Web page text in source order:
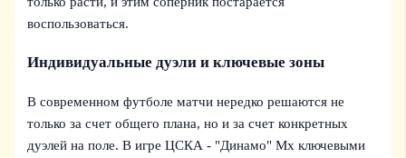
воспользоваться.
Индивидуальные дуэли и ключевые зоны
В современном футболе матчи нередко решаются не
только за счет общего плана, но и за счет конкретных
дуэлей на поле. В игре ЦСКА - "Динамо" Мх ключевыми